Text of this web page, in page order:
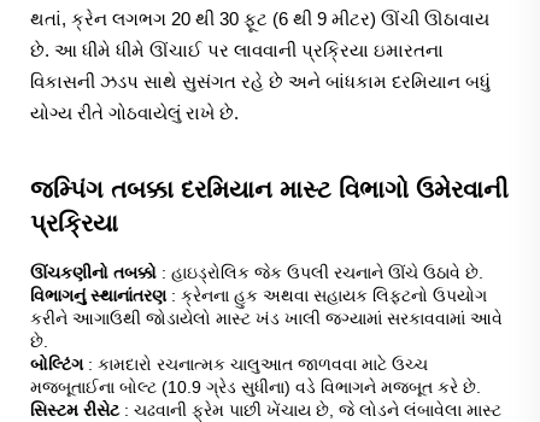
થતાં, ક્રેન લગભગ 20 થી 30 ફૂટ (6 થી 9 મીટર) ઊંચી ઊઠાવાય
છે. આ ધીમે ધીમે ઊંચાઈ પર લાવવાની પ્રક્રિયા ઇમારતના
વિકાસની ઝડપ સાથે સુસંગત રહે છે અને બાંધકામ દરમિયાન બધું
યોગ્ય રીતે ગોઠવાયેલું રાખે છે.
જમ્પિંગ તબક્કા દરમિયાન માસ્ટ વિભાગો ઉમેરવાની
પ્રક્રિયા
ઊંચકણીનો તબક્કો : હાઇડ્રોલિક જેક ઉપલી રચનાને ઊંચે ઉઠાવે છે.
વિભાગનું સ્થાનાંતરણ : ક્રેનના હુક અથવા સહાયક લિફ્ટનો ઉપયોગ
કરીને આગાઉથી જોડાયેલો માસ્ટ ખંડ ખાલી જગ્યામાં સરકાવવામાં આવે
છે.
બોલ્ટિંગ : કામદારો રચનાત્મક ચાલુઆત જાળવવા માટે ઉચ્ચ
મજબૂતાઈના બોલ્ટ (10.9 ગ્રેડ સુધીના) વડે વિભાગને મજબૂત કરે છે.
સિસ્ટમ રીસેટ : ચઢવાની ફ્રેમ પાછી ખેંચાય છે, જે લોડને લંબાવેલા માસ્ટ